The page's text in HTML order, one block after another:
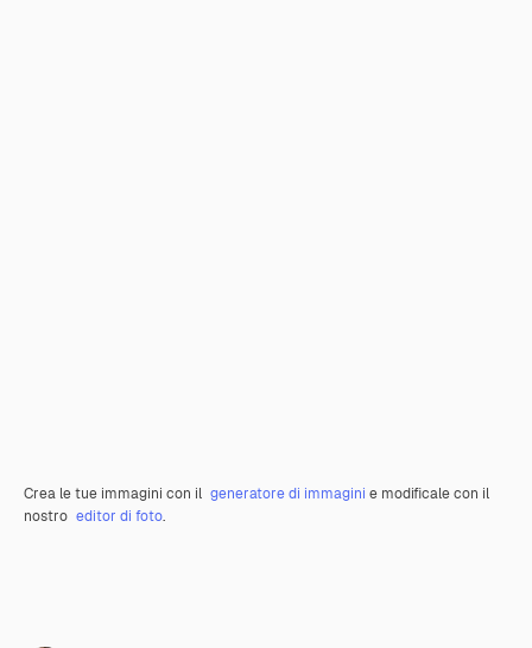
Crea le tue immagini con il generatore di immagini e modificale con il
nostro editor di foto.